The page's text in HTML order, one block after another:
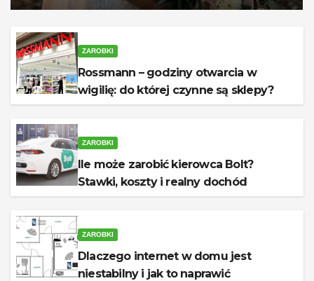
ZAROBKI
Rossmann – godziny otwarcia w
wigilię: do której czynne są sklepy?
ZAROBKI
Ile może zarobić kierowca Bolt?
Stawki, koszty i realny dochód
ZAROBKI
Dlaczego internet w domu jest
niestabilny i jak to naprawić